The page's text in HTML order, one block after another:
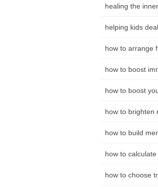
healing the
helping kids
how to arrange
how to boost
how to boost
how to brighten
how to build
how to
how to choose